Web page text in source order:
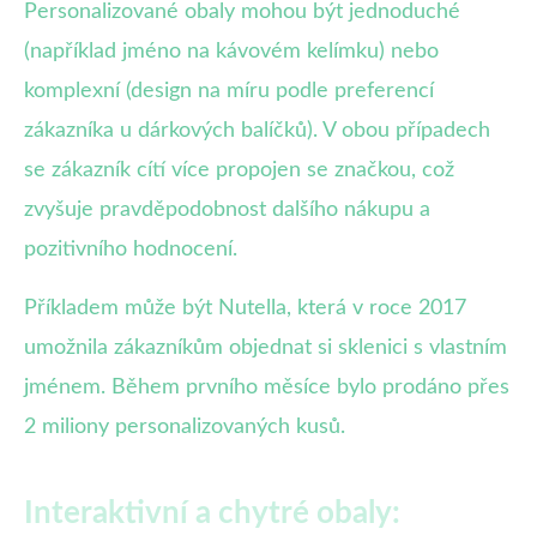
Personalizované obaly mohou být jednoduché
(například jméno na kávovém kelímku) nebo
komplexní (design na míru podle preferencí
zákazníka u dárkových balíčků). V obou případech
se zákazník cítí více propojen se značkou, což
zvyšuje pravděpodobnost dalšího nákupu a
pozitivního hodnocení.
Příkladem může být Nutella, která v roce 2017
umožnila zákazníkům objednat si sklenici s vlastním
jménem. Během prvního měsíce bylo prodáno přes
2 miliony personalizovaných kusů.
Interaktivní a chytré obaly: